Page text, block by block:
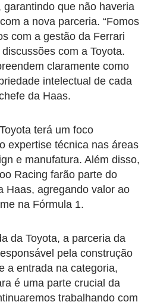
garantindo que não haveria
a nova parceria. “Fomos
com a gestão da Ferrari
com a Toyota.
claramente como
intelectual de cada
da Haas.
terá um foco
expertise técnica nas áreas
e manufatura. Além disso,
Racing farão parte do
Haas, agregando valor ao
na Fórmula 1.
da Toyota, a parceria da
pela construção
a entrada na categoria,
é uma parte crucial da
trabalhando com